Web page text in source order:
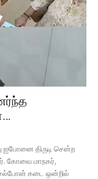
திருடி சென்ற
கோவை மாநகர்,
செல்போன் கடை ஒன்றில்